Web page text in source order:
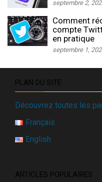
septembre 2,
Comment
compte
en pratique
septembre 1,
PLAN DU SITE
Découvrez toutes les
Français
English
ARTICLES POPULAIRES